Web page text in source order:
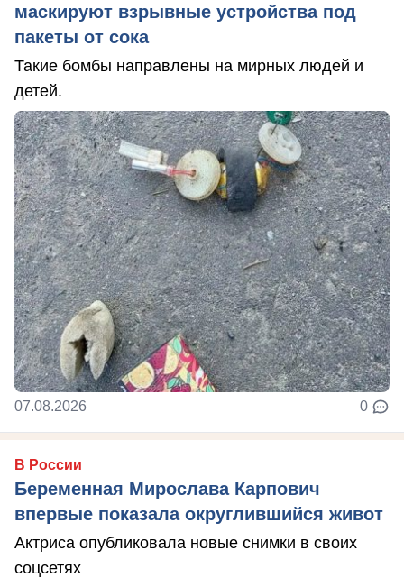
маскируют взрывные устройства под
пакеты от сока
Такие бомбы направлены на мирных людей и
детей.
07.08.2026 0
В России
Беременная Мирослава Карпович
впервые показала округлившийся живот
Актриса опубликовала новые снимки в своих
соцсетях